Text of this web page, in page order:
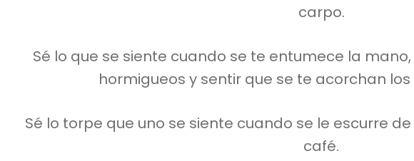
carpo.
Sé lo que se siente cuando se te entumece la
hormigueos y sentir que se te acorchan
Sé lo torpe que uno se siente cuando se le escurre
café.